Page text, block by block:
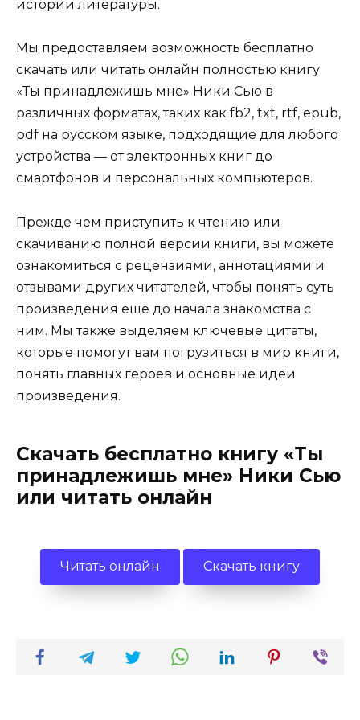
истории литературы.
Мы предоставляем возможность бесплатно
скачать или читать онлайн полностью книгу
«Ты принадлежишь мне» Ники Сью в
различных форматах, таких как fb2, txt, rtf, epub,
pdf на русском языке, подходящие для любого
устройства — от электронных книг до
смартфонов и персональных компьютеров.
Прежде чем приступить к чтению или
скачиванию полной версии книги, вы можете
ознакомиться с рецензиями, аннотациями и
отзывами других читателей, чтобы понять суть
произведения еще до начала знакомства с
ним. Мы также выделяем ключевые цитаты,
которые помогут вам погрузиться в мир книги,
понять главных героев и основные идеи
произведения.
Скачать бесплатно книгу «Ты
принадлежишь мне» Ники Сью
или читать онлайн
Читать онлайн Скачать книгу